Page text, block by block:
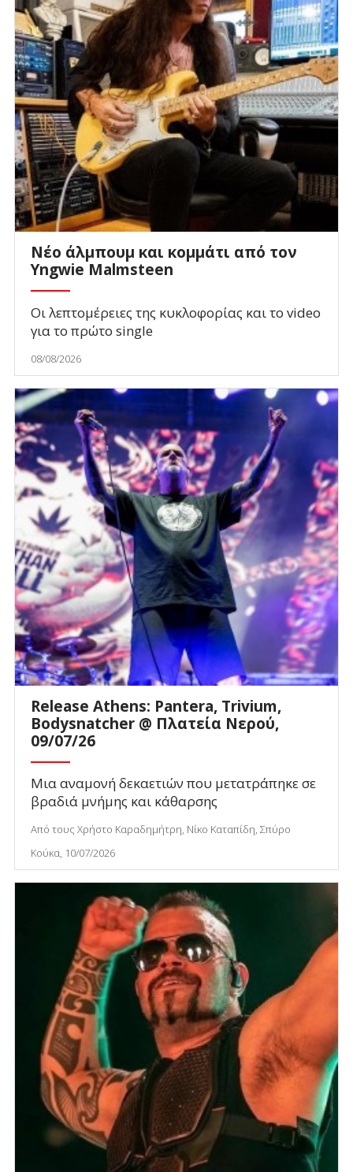
Νέο άλμπουμ και κομμάτι από τον
Yngwie Malmsteen
Οι λεπτομέρειες της κυκλοφορίας και το video
για το πρώτο single
08/08/2026
Release Athens: Pantera, Trivium,
Bodysnatcher @ Πλατεία Νερού,
09/07/26
Μια αναμονή δεκαετιών που μετατράπηκε σε
βραδιά μνήμης και κάθαρσης
Από τους Χρήστο Καραδημήτρη, Νίκο Καταπίδη, Σπύρο
Κούκα, 10/07/2026